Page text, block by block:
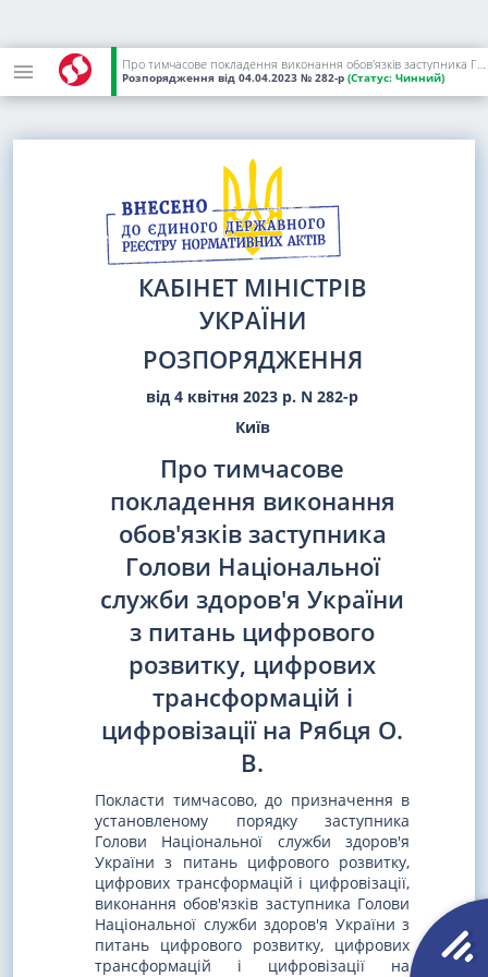
Про тимчасове покладення виконання обов'язків заступника Голови Національної служби здоров'я України з питань цифрового розвитку, цифрових трансформацій і цифровізації на Рябця О. В.
Розпорядження від 04.04.2023 № 282-р (Статус: Чинний)
КАБІНЕТ МІНІСТРІВ
УКРАЇНИ
РОЗПОРЯДЖЕННЯ
від 4 квітня 2023 р. N 282-р
Київ
Про тимчасове
покладення виконання
обов'язків заступника
Голови Національної
служби здоров'я України
з питань цифрового
розвитку, цифрових
трансформацій і
цифровізації на Рябця О.
В.
Покласти тимчасово, до призначення в
установленому порядку заступника
Голови Національної служби здоров'я
України з питань цифрового розвитку,
цифрових трансформацій і цифровізації,
виконання обов'язків заступника Голови
Національної служби здоров'я України з
питань цифрового розвитку, цифрових
трансформацій і цифровізації на